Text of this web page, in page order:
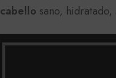
cabello sano,
TINTE